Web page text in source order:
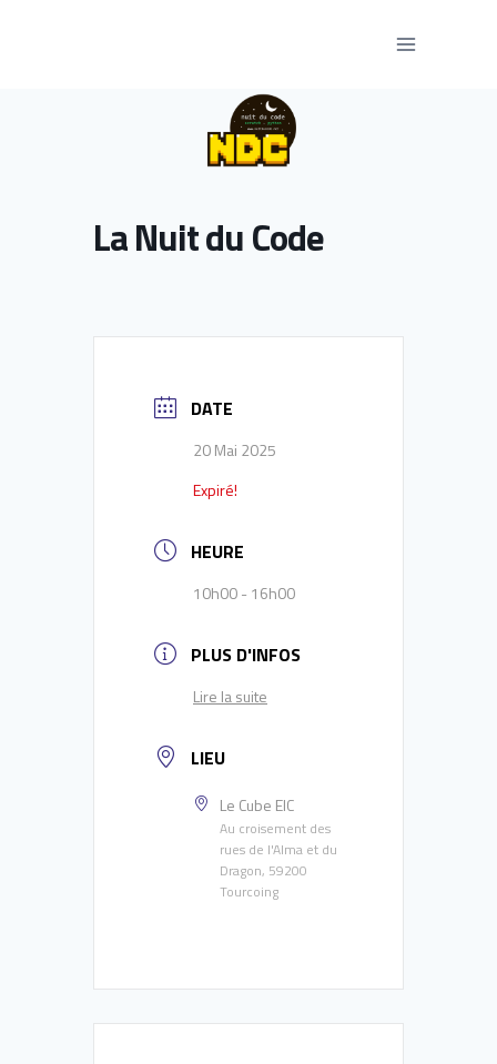
La Nuit du Code
DATE
20 Mai 2025
Expiré!
HEURE
10h00 - 16h00
PLUS D'INFOS
Lire la suite
LIEU
Le Cube EIC
Au croisement des
rues de l'Alma et du
Dragon, 59200
Tourcoing